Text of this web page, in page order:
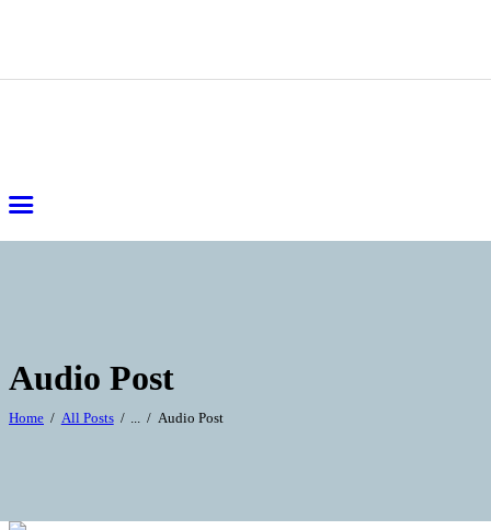
Audio Post
Home All Posts Audio Post